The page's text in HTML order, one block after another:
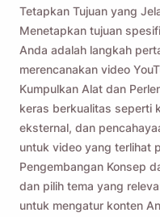
Tetapkan Tujuan yang
Menetapkan tujuan
Anda adalah langkah
merencanakan video
Kumpulkan Alat dan
keras berkualitas seperti
eksternal, dan
untuk video yang terlihat
Pengembangan Konsep
dan pilih tema yang
untuk mengatur konten